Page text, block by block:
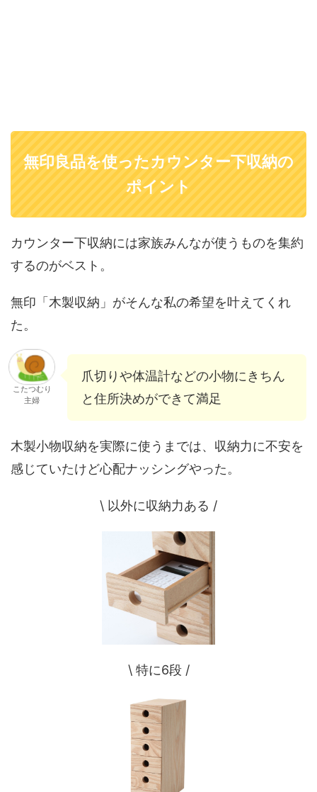
無印良品を使ったカウンター下収納の
ポイント
カウンター下収納には家族みんなが使うものを集約
するのがベスト。
無印「木製収納」がそんな私の希望を叶えてくれ
た。
こたつむり
主婦
爪切りや体温計などの小物にきちん
と住所決めができて満足
木製小物収納を実際に使うまでは、収納力に不安を
感じていたけど心配ナッシングやった。
\ 以外に収納力ある /
\ 特に6段 /